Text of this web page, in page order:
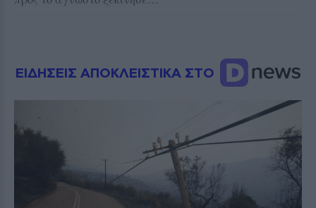
ΕΙΔΗΣΕΙΣ ΑΠΟΚΛΕΙΣΤΙΚΑ ΣΤΟ